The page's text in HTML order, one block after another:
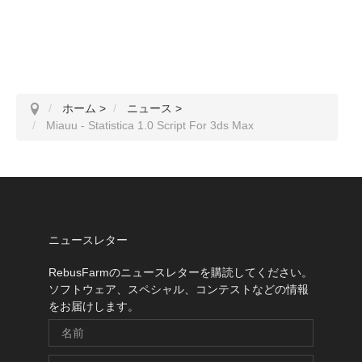
ホーム > ニュース >
Miauu - Statistica 1.0 Script For 3ds Max
ニュースレター
RebusFarmのニュースレターを購読してください。
ソフトウェア、スペシャル、コンテストなどの情報
をお届けします。